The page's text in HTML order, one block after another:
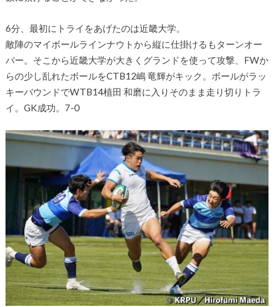
6分、最初にトライをあげたのは近畿大学。
敵陣のマイボールラインナウトから縦に仕掛けるもターンオー
バー。そこから近畿大学が大きくグランドを使って攻撃、FWか
らの少し乱れたボールをCTB12嶋 竜輝がキック。ボールがラッ
キーバウンドでWTB14植田 和磨に入りそのまま走り切りトラ
イ。GK成功。7-0